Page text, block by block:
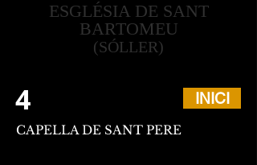
ESGLÉSIA DE SANT
BARTOMEU
(SÓLLER)
4 INICI
CAPELLA DE SANT PERE